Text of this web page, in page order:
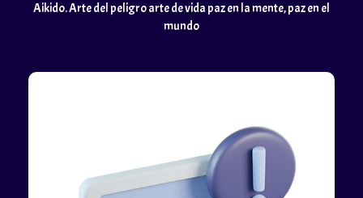
Aikido. Arte del peligro arte de vida paz en la mente, paz en el
mundo